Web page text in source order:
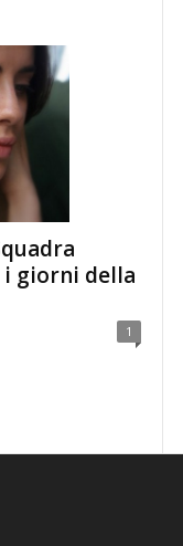
giorni della
1